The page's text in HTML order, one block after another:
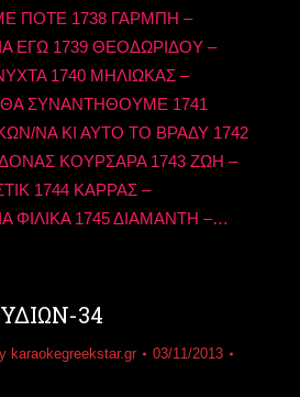
ΠΟΤΕ 1738 ΓΑΡΜΠΗ –
ΕΓΩ 1739 ΘΕΟΔΩΡΙΔΟΥ –
1740 ΜΗΛΙΩΚΑΣ –
ΣΥΝΑΝΤΗΘΟΥΜΕ 1741
ΝΑ ΚΙ ΑΥΤΟ ΤΟ ΒΡΑΔΥ 1742
ΚΟΥΡΣΑΡΑ 1743 ΖΩΗ –
1744 ΚΑΡΡΑΣ –
ΦΙΛΙΚΑ 1745 ΔΙΑΜΑΝΤΗ –…
34
karaokegreekstar.gr
03/11/2013